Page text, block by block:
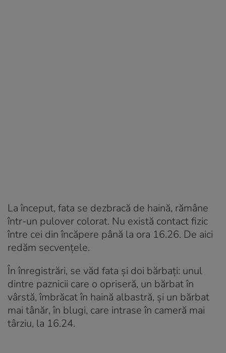
La început, fata se dezbracă de haină, rămâne
într-un pulover colorat. Nu există contact fizic
între cei din încăpere până la ora 16.26. De aici
redăm secvențele.
În înregistrări, se văd fata și doi bărbați: unul
dintre paznicii care o opriseră, un bărbat în
vârstă, îmbrăcat în haină albastră, și un bărbat
mai tânăr, în blugi, care intrase în cameră mai
târziu, la 16.24.